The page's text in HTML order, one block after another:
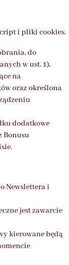
i pliki cookies.
do
w ust. 1),
na
oraz określona
dodatkowe
Bonusu
Newslettera i
jest zawarcie
kierowane będą